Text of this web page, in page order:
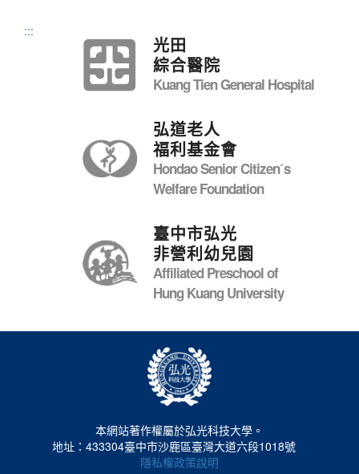
:::
光田
綜合醫院
Kuang Tien General Hospital
弘道老人
福利基金會
Hondao Senior Citizenˊs
Welfare Foundation
臺中市弘光
非營利幼兒園
Affiliated Preschool of
Hung Kuang University
本網站著作權屬於弘光科技大學。
地址：433304臺中市沙鹿區臺灣大道六段1018號
隱私權政策說明